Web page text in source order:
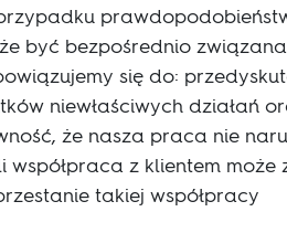
być bezpośrednio
się do:
niewłaściwych działań
że nasza praca nie
współpraca z klientem
takiej współpracy